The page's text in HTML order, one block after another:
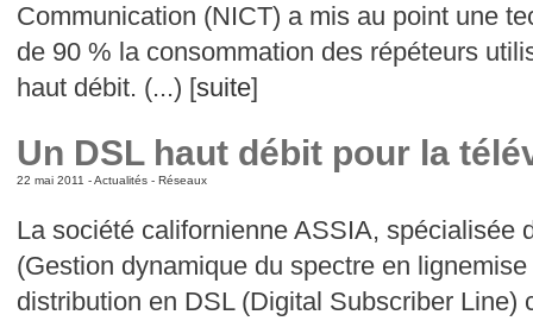
Communication (NICT) a mis au point une
de 90 % la consommation des répéteurs
haut débit. (...) [suite]
Un DSL haut débit pour la
22 mai 2011 -Actualités- Réseaux
La société californienne ASSIA, spécialisée
(Gestion dynamique du spectre en
distribution en DSL (Digital Subscriber Line)